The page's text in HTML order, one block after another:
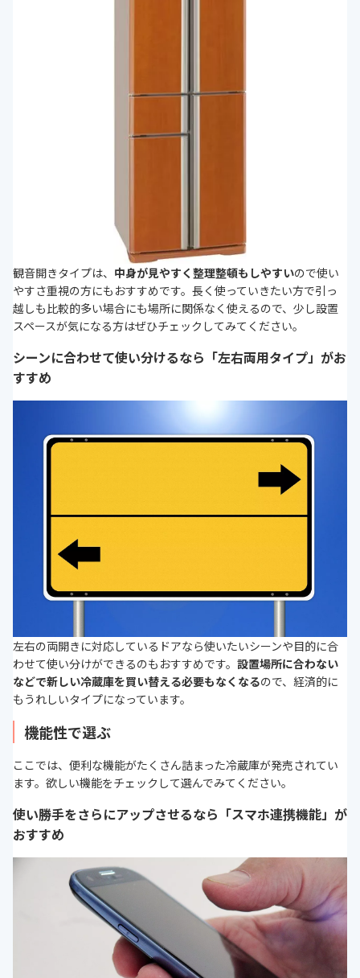
観音開きタイプは、 中身が見やすく整理整頓もしやすいので使い
やすさ重視の方にもおすすめです。長く使っていきたい方で引っ
越しも比較的多い場合にも場所に関係なく使えるので、少し設置
スペースが気になる方はぜひチェックしてみてください。
シーンに合わせて使い分けるなら「左右両用タイプ」がお
すすめ
左右の両開きに対応しているドアなら使いたいシーンや目的に合
わせて使い分けができるのもおすすめです。 設置場所に合わない
などで新しい冷蔵庫を買い替える必要もなくなるので、経済的に
もうれしいタイプになっています。
機能性で選ぶ
ここでは、便利な機能がたくさん詰まった冷蔵庫が発売されてい
ます。欲しい機能をチェックして選んでみてください。
使い勝手をさらにアップさせるなら「スマホ連携機能」が
おすすめ